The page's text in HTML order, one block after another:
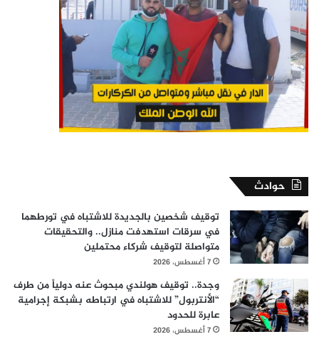
حوادث
توقيف شخصين بالجديدة للاشتباه في تورطهما
في سرقات استهدفت منازل.. والتحقيقات
متواصلة لتوقيف شركاء محتملين
7 أغسطس، 2026
وجدة.. توقيف هولندي مبحوث عنه دولياً من طرف
“الأنتربول” للاشتباه في ارتباطه بشبكة إجرامية
عابرة للحدود
7 أغسطس، 2026